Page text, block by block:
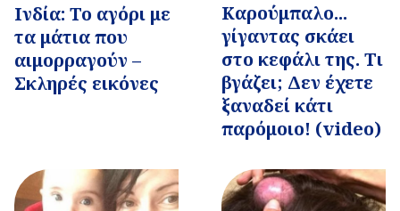
Ινδία: Το αγόρι με
τα μάτια που
αιμορραγούν –
Σκληρές εικόνες
Καρούμπαλο...
γίγαντας σκάει
στο κεφάλι της. Τι
βγάζει; Δεν έχετε
ξαναδεί κάτι
παρόμοιο! (video)